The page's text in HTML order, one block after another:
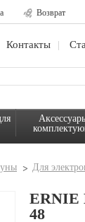
Возврат
Контакты
Для
ERNIE
48